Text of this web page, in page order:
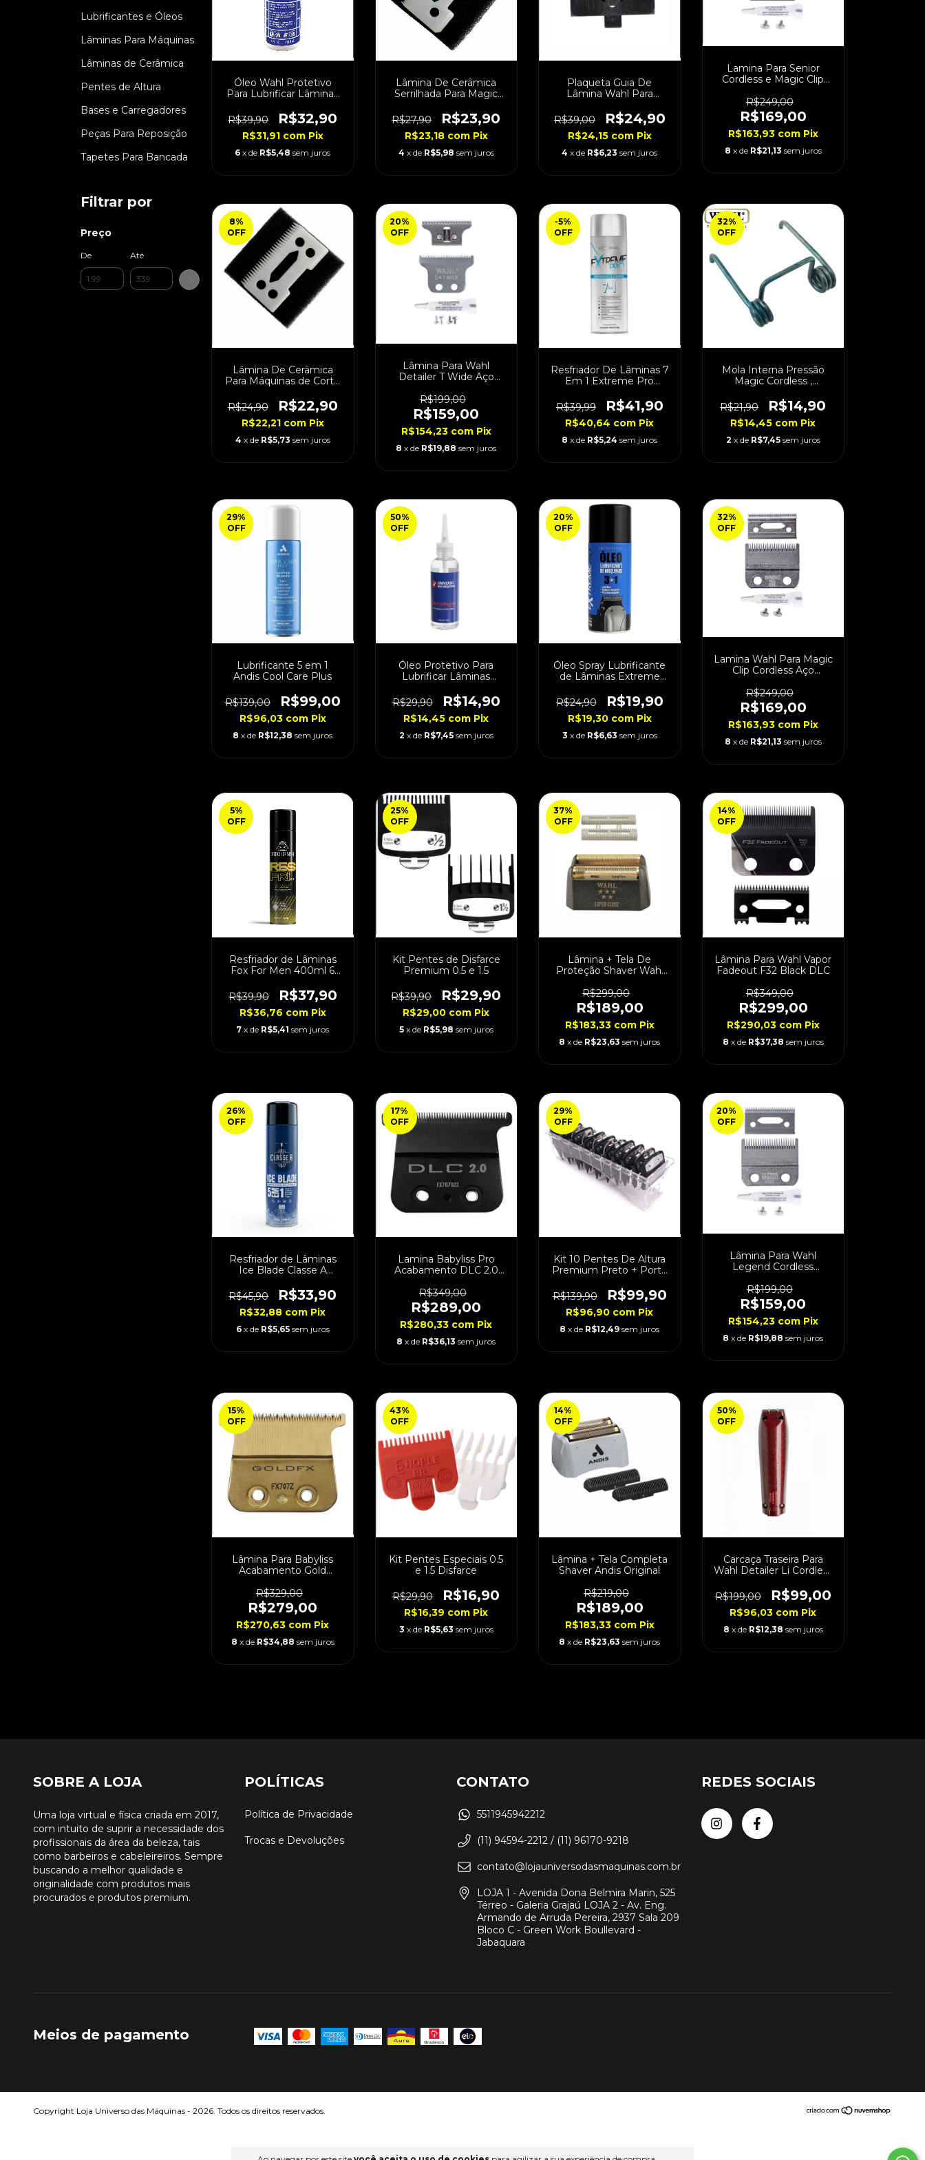
Lubrificantes e Óleos
Lâminas Para Máquinas
Lâminas de Cerâmica
Pentes de Altura
Bases e Carregadores
Peças Para Reposição
Tapetes Para Bancada
Filtrar por
Preço
De Até
Óleo Wahl Protetivo
Para Lubrificar Lâminas
R$39,90
R$32,90
R$31,91 com Pix
6 x de R$5,48 sem juros
Lâmina De Cerâmica
Serrilhada Para Magic
R$27,90
R$23,90
R$23,18 com Pix
4 x de R$5,98 sem juros
Plaqueta Guia De
Lâmina Wahl Para
R$39,00
R$24,90
R$24,15 com Pix
4 x de R$6,23 sem juros
Lamina Para Senior
Cordless e Magic Clip
R$249,00
R$169,00
R$163,93 com Pix
8 x de R$21,13 sem juros
8%
OFF
Lâmina De Cerâmica
Para Máquinas de Corte
R$24,90
R$22,90
R$22,21 com Pix
4 x de R$5,73 sem juros
20%
OFF
Lâmina Para Wahl
Detailer T Wide Aço
R$199,00
R$159,00
R$154,23 com Pix
8 x de R$19,88 sem juros
-5%
OFF
Resfriador De Lâminas 7
Em 1 Extreme Pro
R$39,99
R$41,90
R$40,64 com Pix
8 x de R$5,24 sem juros
32%
OFF
Mola Interna Pressão
Magic Cordless ,
Cordless
R$21,90 R$14,90
R$14,45 com Pix
2 x de R$7,45 sem juros
29%
OFF
Lubrificante 5 em 1
Andis Cool Care Plus
R$139,00 R$99,00
R$96,03 com Pix
8 x de R$12,38 sem juros
50%
OFF
Óleo Protetivo Para
Lubrificar Lâminas
R$29,90
R$14,90
R$14,45 com Pix
2 x de R$7,45 sem juros
20%
OFF
Óleo Spray Lubrificante
de Lâminas Extreme
R$24,90
R$19,90
R$19,30 com Pix
3 x de R$6,63 sem juros
32%
OFF
Lamina Wahl Para Magic
Clip Cordless Aço
R$249,00
R$169,00
R$163,93 com Pix
8 x de R$21,13 sem juros
5%
OFF
Resfriador de Lâminas
Fox For Men 400ml 6
R$39,90
R$37,90
R$36,76 com Pix
7 x de R$5,41 sem juros
25%
OFF
Kit Pentes de Disfarce
Premium 0.5 e 1.5
R$39,90 R$29,90
R$29,00 com Pix
5 x de R$5,98 sem juros
37%
OFF
Lâmina + Tela De
Proteção Shaver Wahl
R$299,00
R$189,00
R$183,33 com Pix
8 x de R$23,63 sem juros
14%
OFF
Lâmina Para Wahl Vapor
Fadeout F32 Black DLC
R$349,00
R$299,00
R$290,03 com Pix
8 x de R$37,38 sem juros
26%
OFF
Resfriador de Lâminas
Ice Blade Classe A
R$45,90
R$33,90
R$32,88 com Pix
6 x de R$5,65 sem juros
17%
OFF
Lamina Babyliss Pro
Acabamento DLC 2.0
R$349,00
R$289,00
R$280,33 com Pix
8 x de R$36,13 sem juros
29%
OFF
Kit 10 Pentes De Altura
Premium Preto + Porta
R$139,90
R$99,90
R$96,90 com Pix
8 x de R$12,49 sem juros
20%
OFF
Lâmina Para Wahl
Legend Cordless
R$199,00
R$159,00
R$154,23 com Pix
8 x de R$19,88 sem juros
15%
OFF
Lâmina Para Babyliss
Acabamento Gold
R$329,00
R$279,00
R$270,63 com Pix
8 x de R$34,88 sem juros
43%
OFF
Kit Pentes Especiais 0.5
e 1.5 Disfarce
R$29,90 R$16,90
R$16,39 com Pix
3 x de R$5,63 sem juros
14%
OFF
Lâmina + Tela Completa
Shaver Andis Original
R$219,00
R$189,00
R$183,33 com Pix
8 x de R$23,63 sem juros
50%
OFF
Carcaça Traseira Para
Wahl Detailer Li Cordless
R$199,00
R$99,00
R$96,03 com Pix
8 x de R$12,38 sem juros
SOBRE A LOJA
Uma loja virtual e física criada em 2017,
com intuito de suprir a necessidade dos
profissionais da área da beleza, tais
como barbeiros e cabeleireiros. Sempre
buscando a melhor qualidade e
originalidade com produtos mais
procurados e produtos premium.
POLÍTICAS
Política de Privacidade
Trocas e Devoluções
CONTATO
5511945942212
(11) 94594-2212 / (11) 96170-9218
contato@lojauniversodasmaquinas.com.br
LOJA 1 - Avenida Dona Belmira Marin, 525
Térreo - Galeria Grajaú LOJA 2 - Av. Eng.
Armando de Arruda Pereira, 2937 Sala 209
Bloco C - Green Work Boullevard -
Jabaquara
REDES SOCIAIS
Meios de pagamento
Copyright Loja Universo das Máquinas - 2026. Todos os direitos reservados.